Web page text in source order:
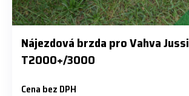
Nájezdová brzda pro Vahva Jussi
T2000+/3000
Cena bez DPH